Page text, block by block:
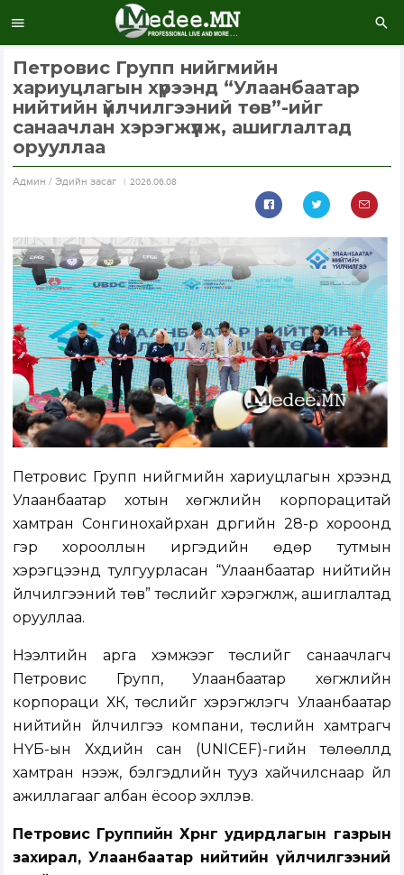
Петровис Групп нийгмийн
хариуцлагын хүрээнд “Улаанбаатар
нийтийн үйлчилгээний төв”-ийг
санаачлан хэрэгжүүлж, ашиглалтад
орууллаа
Aдмин / Эдийн засаг 2026.06.08
Петровис Групп нийгмийн хариуцлагын хүрээнд
Улаанбаатар хотын хөгжлийн корпорацитай
хамтран Сонгинохайрхан дүүргийн 28-р хороонд
гэр хорооллын иргэдийн өдөр тутмын
хэрэгцээнд тулгуурласан “Улаанбаатар нийтийн
үйлчилгээний төв” төслийг хэрэгжүүлж, ашиглалтад
орууллаа.
Нээлтийн арга хэмжээг төслийг санаачлагч
Петровис Групп, Улаанбаатар хөгжлийн
корпораци ХК, төслийг хэрэгжүүлэгч Улаанбаатар
нийтийн үйлчилгээ компани, төслийн хамтрагч
НҮБ-ын Хүүхдийн сан (UNICEF)-гийн төлөөллүүд
хамтран нээж, бэлгэдлийн тууз хайчилснаар үйл
ажиллагааг албан ёсоор эхлүүлэв.
Петровис Группийн Хөрөнгө удирдлагын газрын
захирал, Улаанбаатар нийтийн үйлчилгээний